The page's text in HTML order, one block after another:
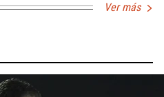
Ver más